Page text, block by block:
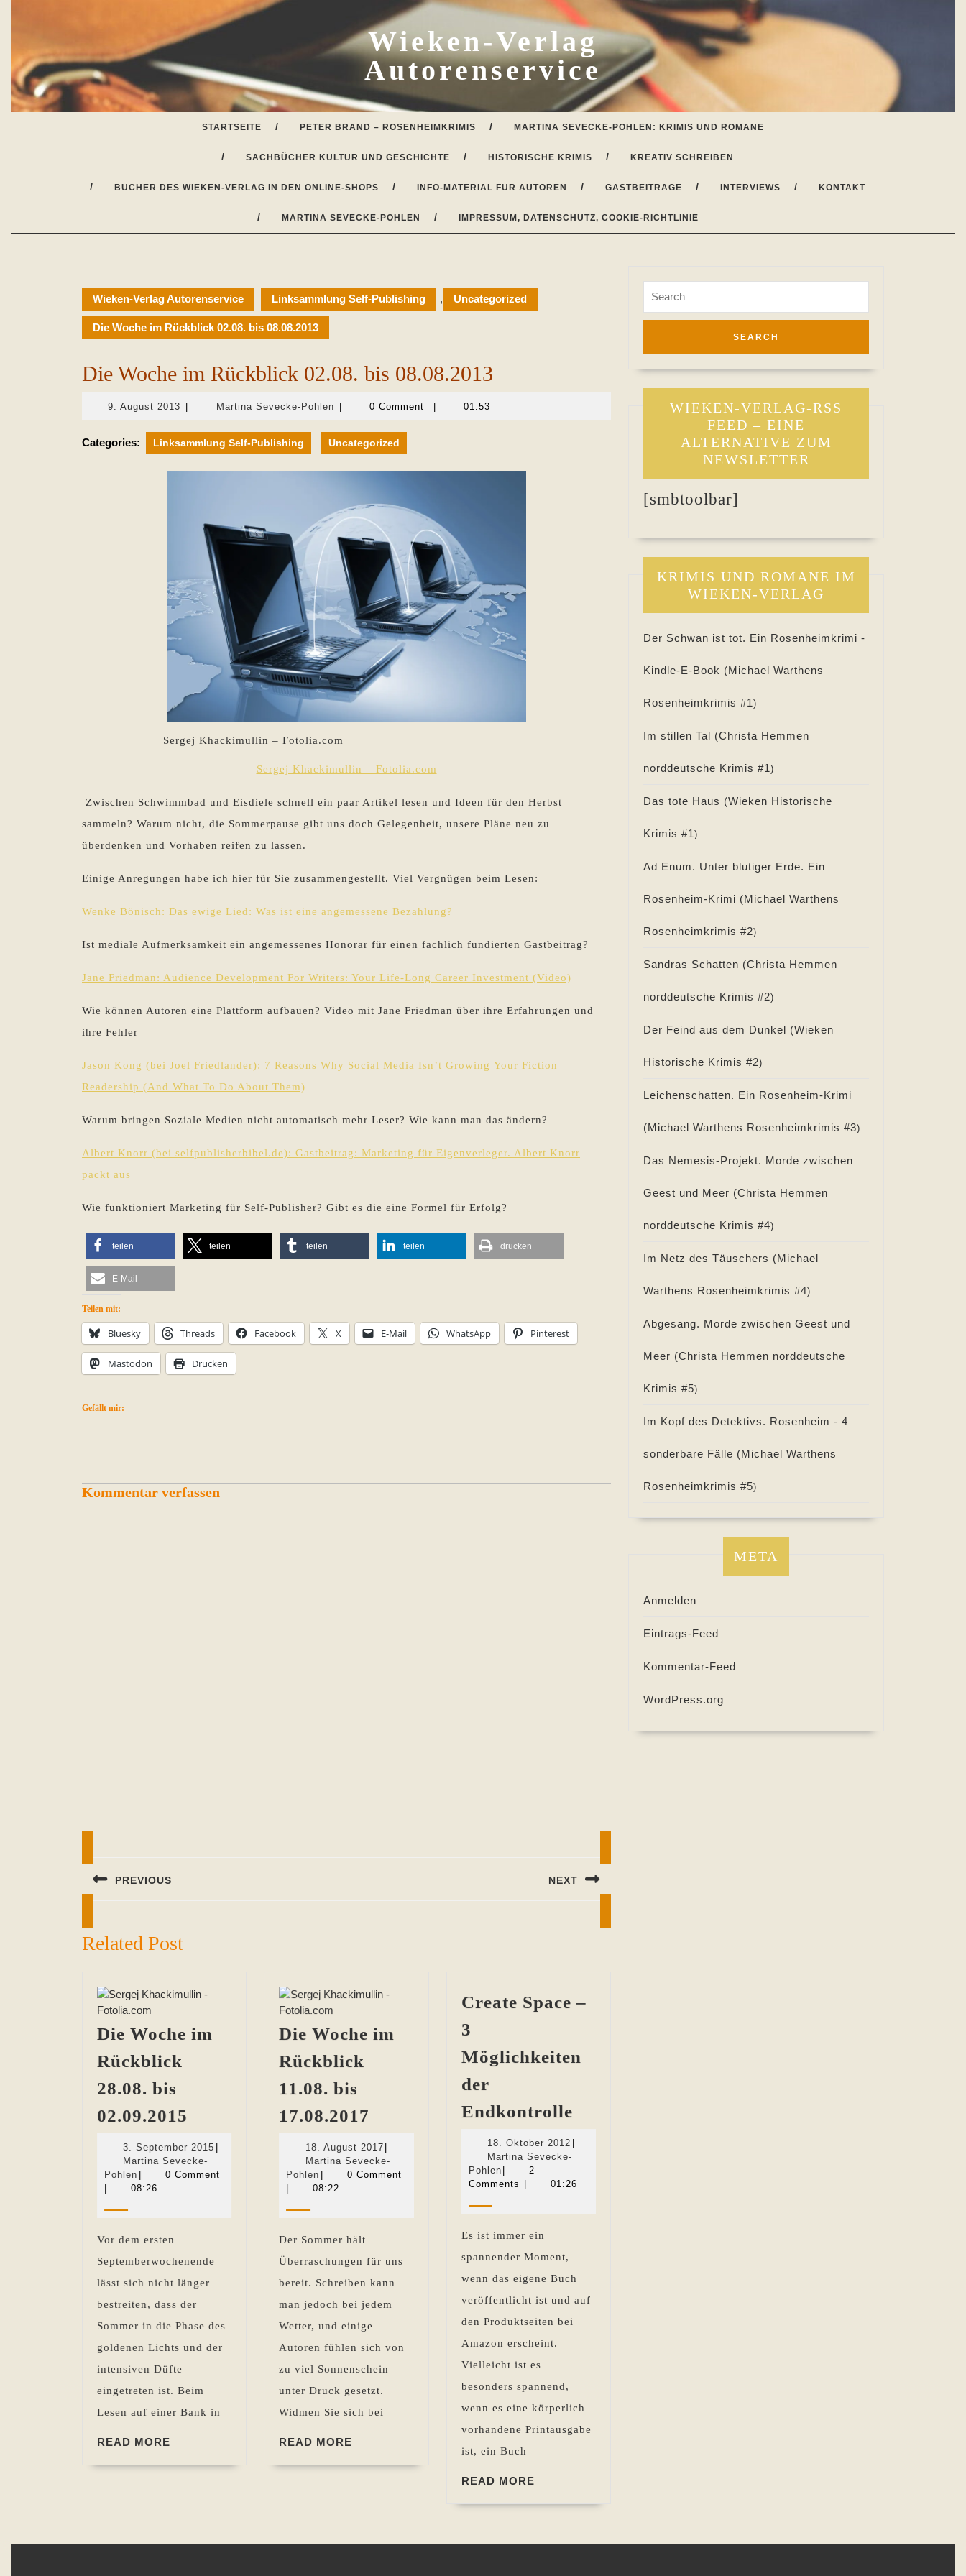
Wieken-Verlag
Autorenservice
STARTSEITE PETER BRAND – ROSENHEIMKRIMIS MARTINA SEVECKE-POHLEN: KRIMIS UND ROMANE
SACHBÜCHER KULTUR UND GESCHICHTE HISTORISCHE KRIMIS KREATIV SCHREIBEN
BÜCHER DES WIEKEN-VERLAG IN DEN ONLINE-SHOPS INFO-MATERIAL FÜR AUTOREN GASTBEITRÄGE INTERVIEWS KONTAKT
MARTINA SEVECKE-POHLEN IMPRESSUM, DATENSCHUTZ, COOKIE-RICHTLINIE
Wieken-Verlag Autorenservice Linksammlung Self-Publishing , Uncategorized
Die Woche im Rückblick 02.08. bis 08.08.2013
Die Woche im Rückblick 02.08. bis 08.08.2013
9. August 2013 9.
2013
Martina Sevecke-PohlenMartina
Pohlen
0 Comment 01:53
Categories: Linksammlung Self-Publishing Uncategorized
Sergej Khackimullin – Fotolia.com
Sergej Khackimullin – Fotolia.com
Zwischen Schwimmbad und Eisdiele schnell ein paar Artikel lesen und Ideen für den Herbst
sammeln? Warum nicht, die Sommerpause gibt uns doch Gelegenheit, unsere Pläne neu zu
überdenken und Vorhaben reifen zu lassen.
Einige Anregungen habe ich hier für Sie zusammengestellt. Viel Vergnügen beim Lesen:
Wenke Bönisch: Das ewige Lied: Was ist eine angemessene Bezahlung?
Ist mediale Aufmerksamkeit ein angemessenes Honorar für einen fachlich fundierten Gastbeitrag?
Jane Friedman: Audience Development For Writers: Your Life-Long Career Investment (Video)
Wie können Autoren eine Plattform aufbauen? Video mit Jane Friedman über ihre Erfahrungen und
ihre Fehler
Jason Kong (bei Joel Friedlander): 7 Reasons Why Social Media Isn’t Growing Your Fiction
Readership (And What To Do About Them)
Warum bringen Soziale Medien nicht automatisch mehr Leser? Wie kann man das ändern?
Albert Knorr (bei selfpublisherbibel.de): Gastbeitrag: Marketing für Eigenverleger. Albert Knorr
packt aus
Wie funktioniert Marketing für Self-Publisher? Gibt es die eine Formel für Erfolg?
teilen teilen teilen teilen drucken
E-Mail
Teilen mit:
Bluesky Threads Facebook X E-Mail WhatsApp Pinterest
Mastodon Drucken
Gefällt mir:
Kommentar verfassen
PREVIOUS NEXT
Related Post
Die Woche im
Rückblick
28.08. bis
02.09.2015
im
Rückblick
3. September 2015 3.
2015
Martina Sevecke-
Pohlen Martina
Sevecke-
0 Comment
08:26
Vor dem ersten
Septemberwochenende
lässt sich nicht länger
bestreiten, dass der
Sommer in die Phase des
goldenen Lichts und der
intensiven Düfte
eingetreten ist. Beim
Lesen auf einer Bank in
READ MORE
Die Woche im
Rückblick
11.08. bis
17.08.2017
im
Rückblick
18. August 201718.
August
2017
Martina Sevecke-
Pohlen Martina
Sevecke-
0 Comment
08:22
Der Sommer hält
Überraschungen für uns
bereit. Schreiben kann
man jedoch bei jedem
Wetter, und einige
Autoren fühlen sich von
zu viel Sonnenschein
unter Druck gesetzt.
Widmen Sie sich bei
READ MORE
Create Space –
3
Möglichkeiten
der
Endkontrolle
–
Möglichkeiten
18. Oktober 201218.
Oktober
Martina Sevecke-
PohlenMartina
Sevecke-
2
Comments
01:26
Es ist immer ein
spannender Moment,
wenn das eigene Buch
veröffentlicht ist und auf
den Produktseiten bei
Amazon erscheint.
Vielleicht ist es
besonders spannend,
wenn es eine körperlich
vorhandene Printausgabe
ist, ein Buch
READ MOREREAD
for:
WIEKEN-VERLAG-RSS
FEED – EINE
ALTERNATIVE ZUM
NEWSLETTER
[smbtoolbar]
KRIMIS UND ROMANE IM
WIEKEN-VERLAG
Der Schwan ist tot. Ein Rosenheimkrimi -
Kindle-E-Book (Michael Warthens
Rosenheimkrimis #1)
Im stillen Tal (Christa Hemmen
norddeutsche Krimis #1)
Das tote Haus (Wieken Historische
Krimis #1)
Ad Enum. Unter blutiger Erde. Ein
Rosenheim-Krimi (Michael Warthens
Rosenheimkrimis #2)
Sandras Schatten (Christa Hemmen
norddeutsche Krimis #2)
Der Feind aus dem Dunkel (Wieken
Historische Krimis #2)
Leichenschatten. Ein Rosenheim-Krimi
(Michael Warthens Rosenheimkrimis #3)
Das Nemesis-Projekt. Morde zwischen
Geest und Meer (Christa Hemmen
norddeutsche Krimis #4)
Im Netz des Täuschers (Michael
Warthens Rosenheimkrimis #4)
Abgesang. Morde zwischen Geest und
Meer (Christa Hemmen norddeutsche
Krimis #5)
Im Kopf des Detektivs. Rosenheim - 4
sonderbare Fälle (Michael Warthens
Rosenheimkrimis #5)
META
Anmelden
Eintrags-Feed
Kommentar-Feed
WordPress.org